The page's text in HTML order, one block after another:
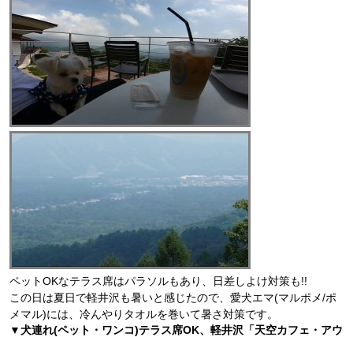
ペットOKなテラス席はパラソルもあり、日差しよけ対策も!!
この日は夏日で軽井沢も暑いと感じたので、愛犬エマ(マルポメ/ポ
メマル)には、冷んやりタオルを巻いて暑さ対策です。
▼犬連れ(ペット・ワンコ)テラス席OK、軽井沢「天空カフェ・アウ